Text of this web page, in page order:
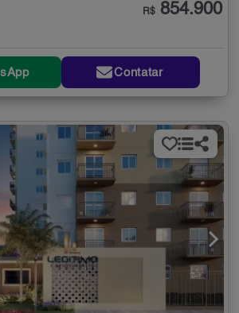
R$ 854.900
Contatar